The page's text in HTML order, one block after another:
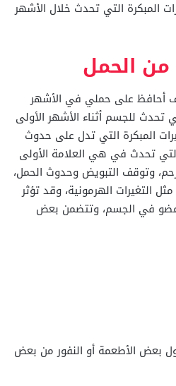
المبكرة التي تحدث خلال الأشهر
من الحمل
أحافظ على حملي في الأشهر
تحدث للجسم أثناء الأشهر الأولى
المبكرة التي تدل على حدوث
تحدث في هي العلامة الأولى
وتوقف التبويض وحدوث الحمل،
التغيرات الهرمونية، وقد تؤثر
عضو في الجسم، وتتضمن بعض
بعض الأطعمة أو النفور من بعض